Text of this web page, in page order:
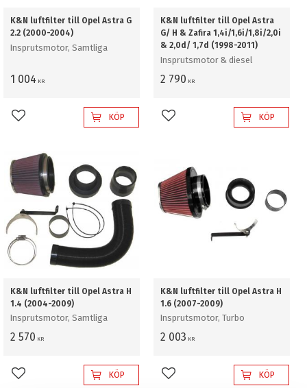
K&N luftfilter till Opel Astra G
2.2 (2000-2004)
Insprutsmotor, Samtliga
1 004 KR
Lägg till i favoriterKÖP
K&N luftfilter till Opel Astra
G/ H & Zafira 1,4i/1,6i/1,8i/2,0i
& 2,0d/ 1,7d (1998-2011)
Insprutsmotor & diesel
2 790 KR
Lägg till i favoriterKÖP
K&N luftfilter till Opel Astra H
1.4 (2004-2009)
Insprutsmotor, Samtliga
2 570 KR
Lägg till i favoriterKÖP
K&N luftfilter till Opel Astra H
1.6 (2007-2009)
Insprutsmotor, Turbo
2 003 KR
Lägg till i favoriterKÖP